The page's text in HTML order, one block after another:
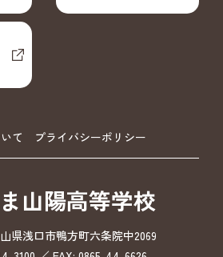
て プライバシーポリシー
山陽高等学校
県浅口市鴨方町六条院中2069